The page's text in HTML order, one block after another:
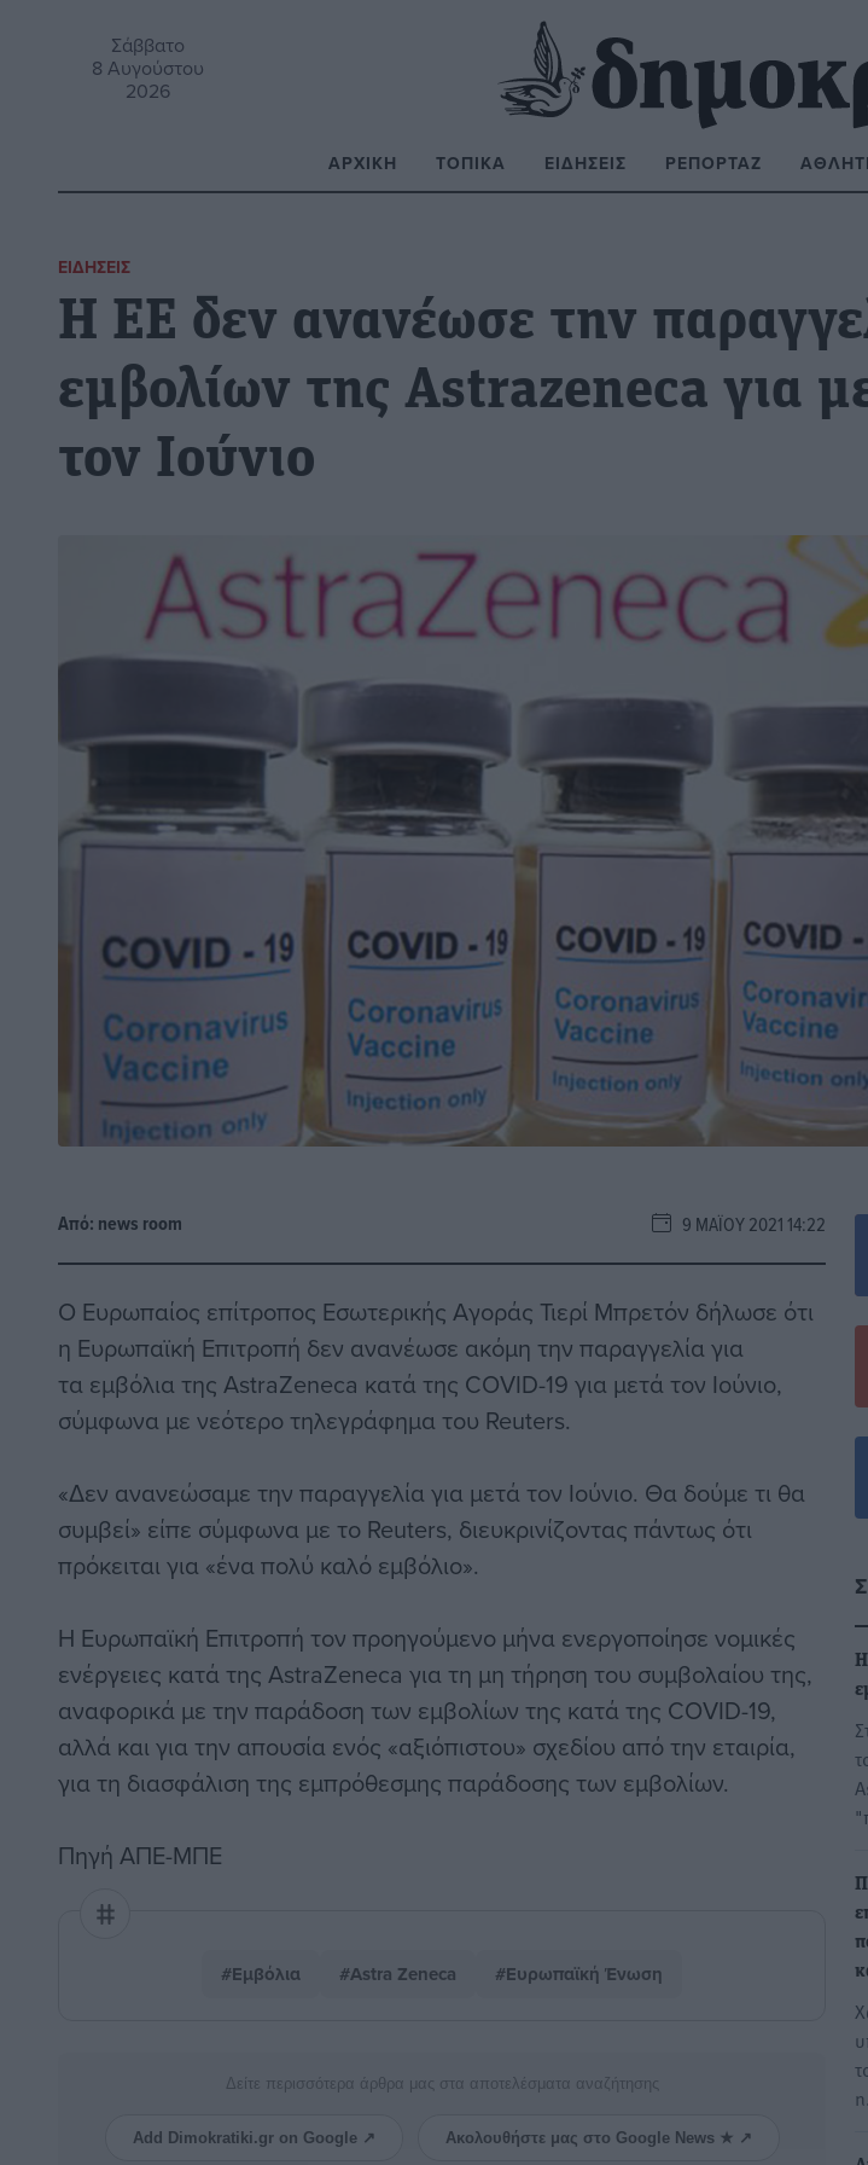
Σάββατο
8 Αυγούστου
2026
ΑΡΧΙΚΉ ΤΟΠΙΚΆ ΕΙΔΉΣΕΙΣ ΡΕΠΟΡΤΆΖ
ΕΙΔΉΣΕΙΣ
Η ΕΕ δεν ανανέωσε την
εμβολίων της Astrazeneca για
τον Ιούνιο
Από: news room 9 ΜΑΪ́ΟΥ 2021 14:22
Ο Ευρωπαίος επίτροπος Εσωτερικής Αγοράς Τιερί Μπρετόν δήλωσε ότι
η Ευρωπαϊκή Επιτροπή δεν ανανέωσε ακόμη την παραγγελία για
τα εμβόλια της AstraZeneca κατά της COVID-19 για μετά τον Ιούνιο,
σύμφωνα με νεότερο τηλεγράφημα του Reuters.
«Δεν ανανεώσαμε την παραγγελία για μετά τον Ιούνιο. Θα δούμε τι θα
συμβεί» είπε σύμφωνα με το Reuters, διευκρινίζοντας πάντως ότι
πρόκειται για «ένα πολύ καλό εμβόλιο».
Η Ευρωπαϊκή Επιτροπή τον προηγούμενο μήνα ενεργοποίησε νομικές
ενέργειες κατά της AstraZeneca για τη μη τήρηση του συμβολαίου της,
αναφορικά με την παράδοση των εμβολίων της κατά της COVID-19,
αλλά και για την απουσία ενός «αξιόπιστου» σχεδίου από την εταιρία,
για τη διασφάλιση της εμπρόθεσμης παράδοσης των εμβολίων.
Πηγή ΑΠΕ-ΜΠΕ
#Εμβόλια #Astra Zeneca #Ευρωπαϊκή Ένωση
Δείτε περισσότερα άρθρα μας στα αποτελέσματα αναζήτησης
Add Dimokratiki.gr on Google ↗ Ακολουθήστε μας στο Google News ★ ↗
Η